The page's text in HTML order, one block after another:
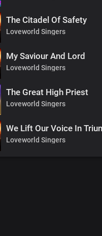
The Citadel Of Safety
Loveworld Singers
My Saviour And Lord
Loveworld Singers
The Great High Priest
Loveworld Singers
We Lift Our Voice In
Loveworld Singers